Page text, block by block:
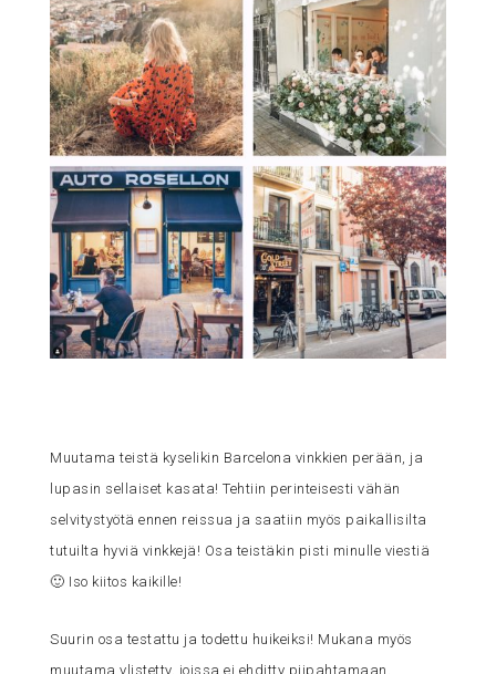
Muutama teistä kyselikin Barcelona vinkkien perään, ja
lupasin sellaiset kasata! Tehtiin perinteisesti vähän
selvitystyötä ennen reissua ja saatiin myös paikallisilta
tutuilta hyviä vinkkejä! Osa teistäkin pisti minulle viestiä
🙂 Iso kiitos kaikille!
Suurin osa testattu ja todettu huikeiksi! Mukana myös
muutama ylistetty, joissa ei ehditty piipahtamaan.